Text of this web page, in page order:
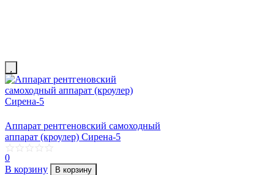
Аппарат рентгеновский самоходный
аппарат (кроулер) Сирена-5
0
В корзину
В корзину